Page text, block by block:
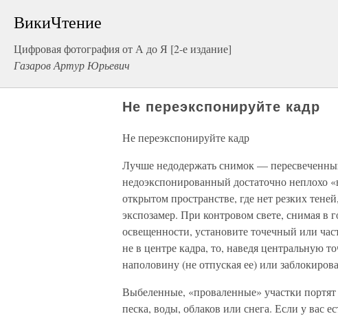
ВикиЧтение
Цифровая фотография от А до Я [2-е издание]
Газаров Артур Юрьевич
Не переэкспонируйте кадр
Не переэкспонируйте кадр
Лучше недодержать снимок —
недоэкспонированный достаточно неплохо
открытом пространстве, где нет резких
экспозамер. При контровом свете, снимая в
освещенности, установите точечный или
не в центре кадра, то, наведя центральную
наполовину (не отпуская ее) или
Выбеленные, «проваленные» участки портят
песка, воды, облаков или снега. Если у вас